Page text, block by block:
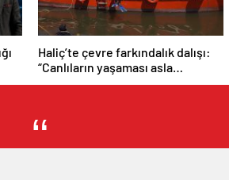
Haliç’te çevre farkındalık dalışı:
“Canlıların yaşaması asla
mümkün değil”